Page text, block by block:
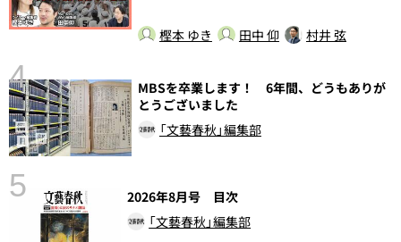
樫本 ゆき 田中 仰 村井 弦
4
MBSを卒業します！ 6年間、どうもありが
とうございました
「文藝春秋」編集部
5
2026年8月号 目次
「文藝春秋」編集部